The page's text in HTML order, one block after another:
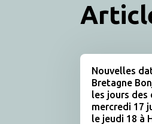
Nouvelles
Bretagne
les jours des
mercredi 17
le jeudi 18 à